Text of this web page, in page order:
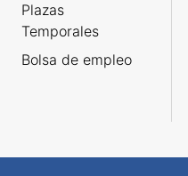
Plazas
Temporales
Bolsa de empleo